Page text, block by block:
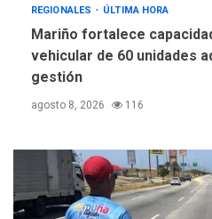
REGIONALES ÚLTIMA HORA
Mariño fortalece
vehicular de 60 unidades
gestión
agosto 8, 2026 116